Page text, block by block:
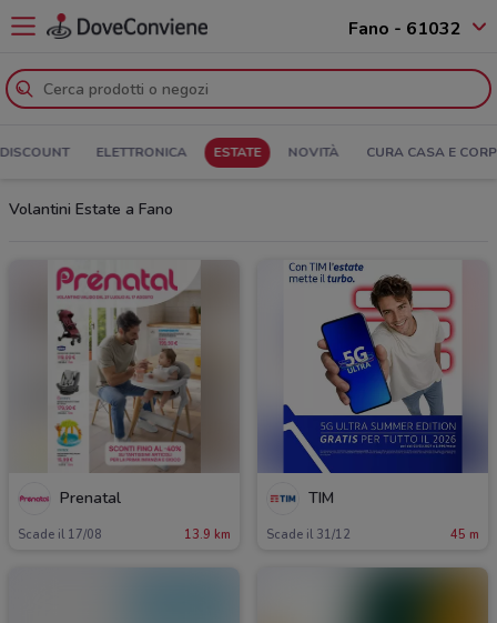
Fano - 61032
DISCOUNT ELETTRONICA ESTATE NOVITÀ CURA CASA E
Volantini Estate a Fano
Prenatal
Scade il 17/08 13.9 km
TIM
Scade il 31/12 45 m